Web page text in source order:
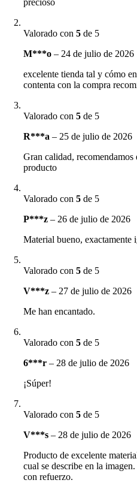
precioso
Valorado con5 de 5
M***o– 24 de julio de 2026
excelente tienda tal y cómo
contenta con la compra
Valorado con5 de 5
R***a– 25 de julio de 2026
Gran calidad, recomendamos
producto
Valorado con5 de 5
P***z– 26 de julio de 2026
Material bueno, exactamente
Valorado con5 de 5
V***z– 27 de julio de 2026
Me han encantado.
Valorado con5 de 5
6***r– 28 de julio de 2026
¡Súper!
Valorado con5 de 5
V***s– 28 de julio de 2026
Producto de excelente
cual se describe en la
con refuerzo.